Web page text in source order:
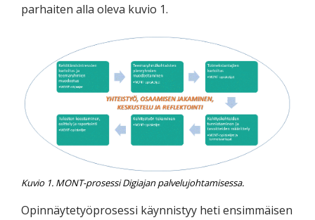
parhaiten alla oleva kuvio 1.
Kuvio 1. MONT-prosessi Digiajan palvelujohtamisessa.
Opinnäytetyöprosessi käynnistyy heti ensimmäisen